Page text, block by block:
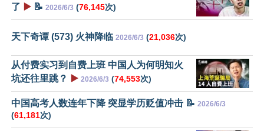
了 ▶️ 📝 2026/6/3 (76,145次)
天下奇谭 (573) 火神降临 2026/6/3 (21,036次)
从付费实习到自费上班 中国人为何明知火
坑还往里跳？
▶️ 2026/6/3 (74,553次)
中国高考人数连年下降 突显学历贬值冲击 📝 2026/6/3
(61,181次)